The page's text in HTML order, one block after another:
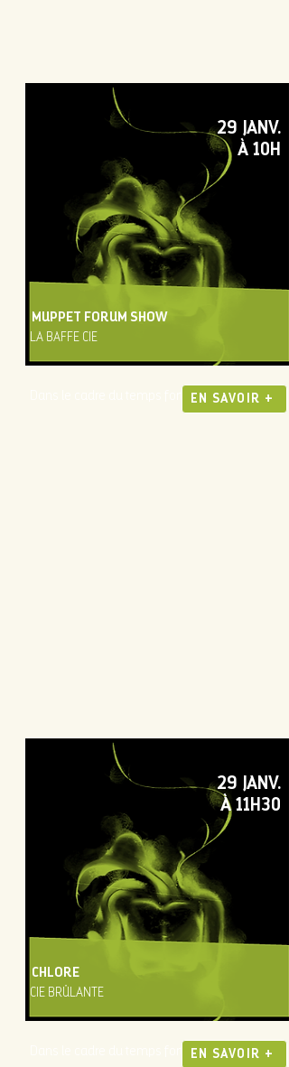
29 JANV.
À 10H
LA BAFFE CIE
MUPPET FORUM SHOW
Dans le cadre du temps fort PUNCHEN SAVOIR +
29 JANV.
À 11H30
CIE BRÛLANTE
CHLORE
Dans le cadre du temps fort PUNCHEN SAVOIR +